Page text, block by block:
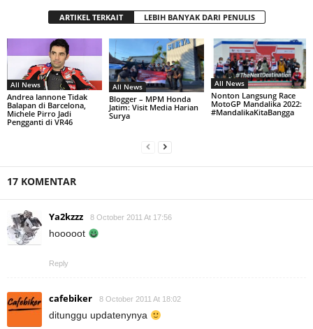
ARTIKEL TERKAIT LEBIH BANYAK DARI PENULIS
All News
Andrea Iannone Tidak
Balapan di Barcelona,
Michele Pirro Jadi
Pengganti di VR46
All News
Blogger – MPM Honda
Jatim: Visit Media Harian
Surya
All News
Nonton Langsung Race
MotoGP Mandalika 2022:
#MandalikaKitaBangga
17 KOMENTAR
Ya2kzzz 8 October 2011 At 17:56
hooooot
Reply
cafebiker 8 October 2011 At 18:02
ditunggu updatenynya